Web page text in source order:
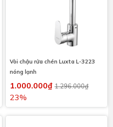
Vòi chậu rửa chén Luxta L-3223
nóng lạnh
1.000.000₫ 1.296.000₫
23%